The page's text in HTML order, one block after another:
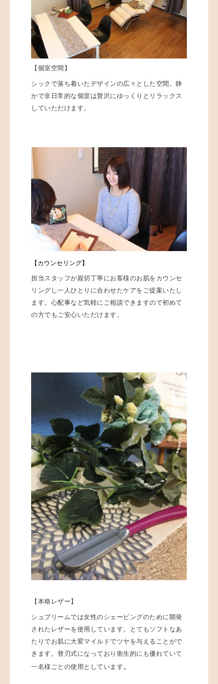
【個室空間】
シックで落ち着いたデザインの広々とした空間。静
かで非日常的な個室は贅沢にゆっくりとリラックス
していただけます。
【カウンセリング】
担当スタッフが親切丁寧にお客様のお肌をカウンセ
リングし一人ひとりに合わせたケアをご提案いたし
ます。心配事など気軽にご相談できますので初めて
の方でもご安心いただけます。
【本格レザー】
シュプリームでは女性のシェービングのために開発
されたレザーを使用しています。とてもソフトなあ
たりでお肌に大変マイルドでツヤを与えることがで
きます。替刃式になっており衛生的にも優れていて
一名様ごとの使用 としています 。